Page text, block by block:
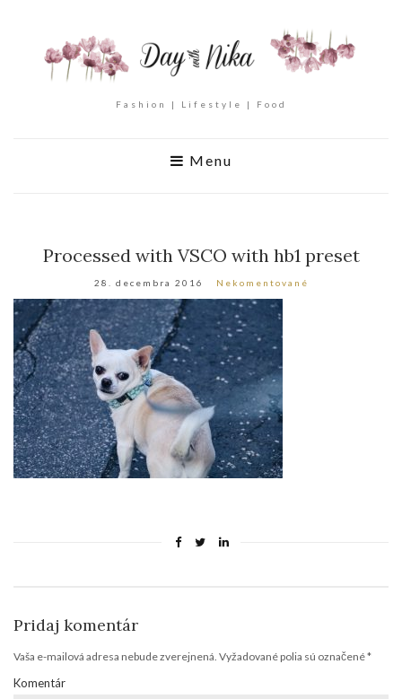
Fashion | Lifestyle | Food
Menu
Processed with VSCO with hb1 preset
28. decembra 2016 Nekomentované
Pridaj komentár
Vaša e-mailová adresa nebude zverejnená. Vyžadované polia sú označené*
Komentár